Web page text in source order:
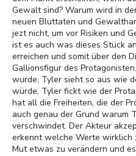
Gewalt sind? Warum wird in
neuen Bluttaten und
jezt nicht, um vor Risiken und
ist es auch was dieses Stück
erreichen und somit über den
Gallionsfigur des
wurde, Tyler sieht so aus wie
würde, Tyler fickt wie der
hat all die Freiheiten, die der
auch genau der Grund warum
verschwindet. Der Akteur
erkennt welche Werte wirklich
Mut etwas zu verändern und